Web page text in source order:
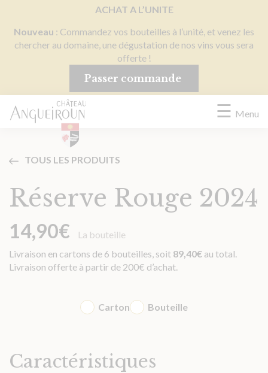
Panneau de gestion des cookiesACHAT A L’UNITE
Nouveau : Commandez vos bouteilles à l’unité, et venez les
chercher au domaine, une dégustation de nos vins vous sera
offerte !
Passer commande
☰ Menu
TOUS LES PRODUITS
Réserve Rouge 2024
14,90€
La bouteille
Livraison en cartons de 6 bouteilles, soit 89,40€ au total.
Livraison offerte à partir de 200€ d’achat.
Carton Bouteille
Caractéristiques